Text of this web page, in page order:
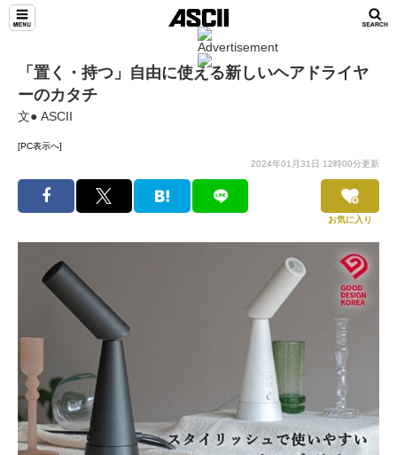
「置く・持つ」自由に使える新しいヘアドライヤ
ーのカタチ
文● ASCII
[PC表示へ]
2024年01月31日 12時00分更新
お気に入り